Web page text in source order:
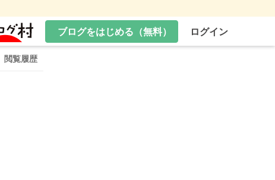
ブログをはじめる（無料）
ログイン
閲覧履歴